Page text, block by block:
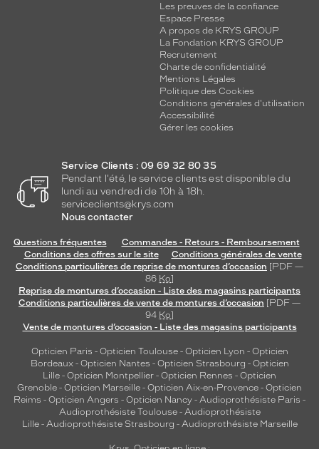
Les preuves de la confiance
Espace Presse
A propos de KRYS GROUP
La Fondation KRYS GROUP
Recrutement
Charte de confidentialité
Mentions Légales
Politique des Cookies
Conditions générales d'utilisation
Accessibilité
Gérer les cookies
Service Clients : 09 69 32 80 35
Pendant l'été, le service clients est disponible du
lundi au vendredi de 10h à 18h.
serviceclients@krys.com
Nous contacter
Questions fréquentes
Commandes - Retours - Remboursement
Conditions des offres sur le site
Conditions générales de vente
Conditions particulières de reprise de montures d’occasion [PDF —
86 Ko]
Reprise de montures d’occasion - Liste des magasins participants
Conditions particulières de vente de montures d’occasion [PDF —
94 Ko]
Vente de montures d’occasion - Liste des magasins participants
Opticien Paris - Opticien Toulouse- Opticien Lyon - Opticien
Bordeaux- Opticien Nantes - Opticien Strasbourg - Opticien
Lille - Opticien Montpellier - Opticien Rennes - Opticien
Grenoble - Opticien Marseille - Opticien Aix-en-Provence - Opticien
Reims - Opticien Angers - Opticien Nancy - Audioprothésiste Paris -
Audioprothésiste Toulouse- Audioprothésiste
Lille- Audioprothésiste Strasbourg - Audioprothésiste Marseille